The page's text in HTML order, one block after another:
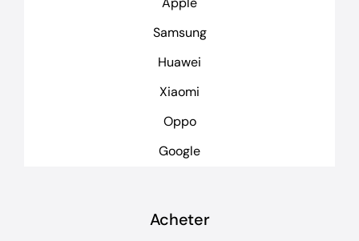
Samsung
Huawei
Xiaomi
Oppo
Google
Acheter